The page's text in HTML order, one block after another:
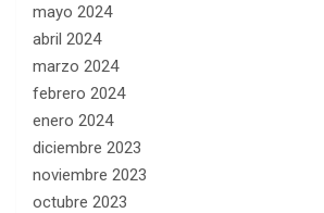
mayo 2024
abril 2024
marzo 2024
febrero 2024
enero 2024
diciembre 2023
noviembre 2023
octubre 2023